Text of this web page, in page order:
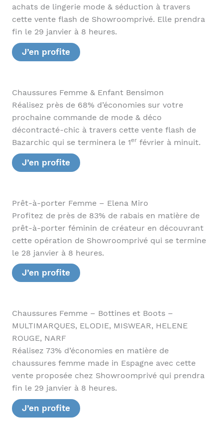
achats de lingerie mode & séduction à travers
cette vente flash de Showroomprivé. Elle prendra
fin le 29 janvier à 8 heures.
J’en profite
Chaussures Femme & Enfant Bensimon
Réalisez près de 68% d’économies sur votre
prochaine commande de mode & déco
décontracté-chic à travers cette vente flash de
Bazarchic qui se terminera le 1erfévrier à minuit.
J’en profite
Prêt-à-porter Femme – Elena Miro
Profitez de près de 83% de rabais en matière de
prêt-à-porter féminin de créateur en découvrant
cette opération de Showroomprivé qui se termine
le 28 janvier à 8 heures.
J’en profite
Chaussures Femme – Bottines et Boots –
MULTIMARQUES, ELODIE, MISWEAR, HELENE
ROUGE, NARF
Réalisez 73% d’économies en matière de
chaussures femme made in Espagne avec cette
vente proposée chez Showroomprivé qui prendra
fin le 29 janvier à 8 heures.
J’en profite